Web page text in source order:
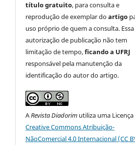
título gratuito, para consulta e
reprodução de exemplar doartigo
uso próprio de quem a consulta. Essa
autorização de publicação não tem
limitação de tempo,ficando a UFRJ
responsável pela manutenção da
identificação do autor do artigo.
ARevista Diadorim utiliza uma Licença
Creative Commons Atribuição-
NãoComercial 4.0 Internacional (CC